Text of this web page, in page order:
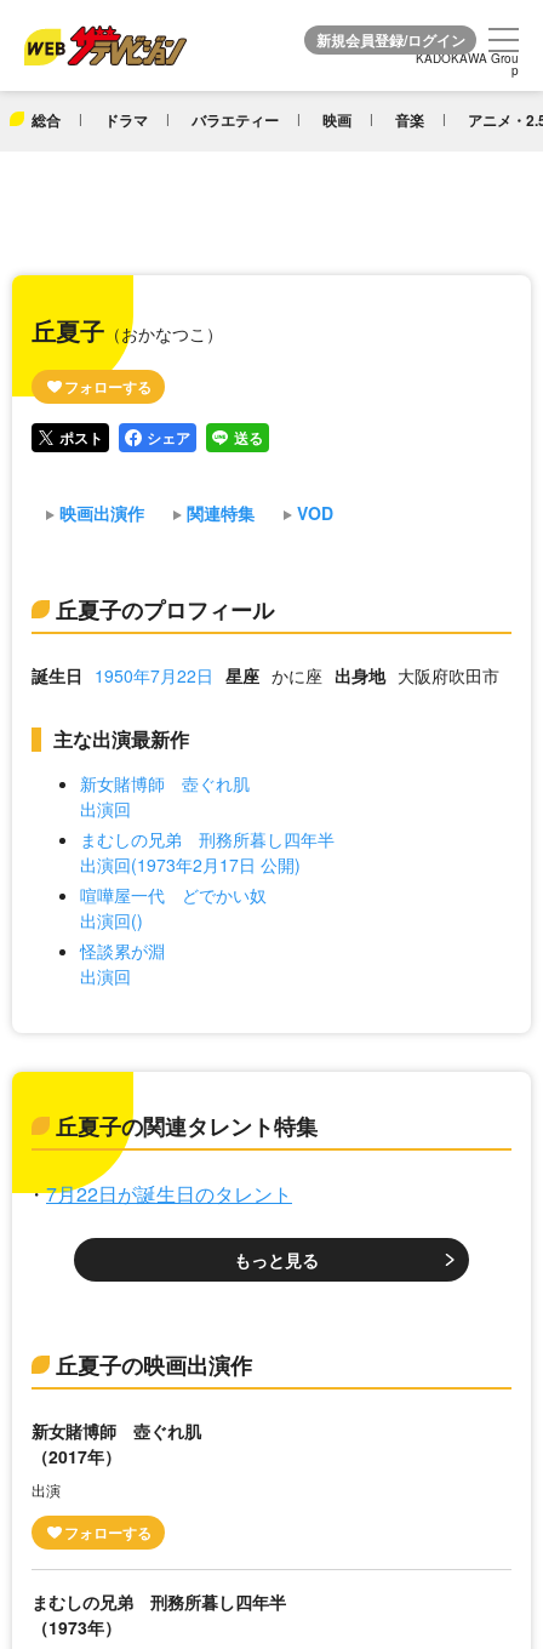
KADOKAWA Grou
p
総合 ドラマ バラエティー 映画 音楽 アニメ・
KADOKAWA Grou
p
丘夏子 （おかなつこ）
ポスト シェア 送る
映画出演作 関連特集 VOD
丘夏子のプロフィール
誕生日 1950年7月22日 星座 かに座 出身地 大阪府吹田市
主な出演最新作
新女賭博師 壺ぐれ肌
出演回
まむしの兄弟 刑務所暮し四年半
出演回(1973年2月17日 公開)
喧嘩屋一代 どでかい奴
出演回()
怪談累が淵
出演回
丘夏子の関連タレント特集
7月22日が誕生日のタレント
もっと見る
丘夏子の映画出演作
新女賭博師 壺ぐれ肌
（2017年）
出演
まむしの兄弟 刑務所暮し四年半
（1973年）